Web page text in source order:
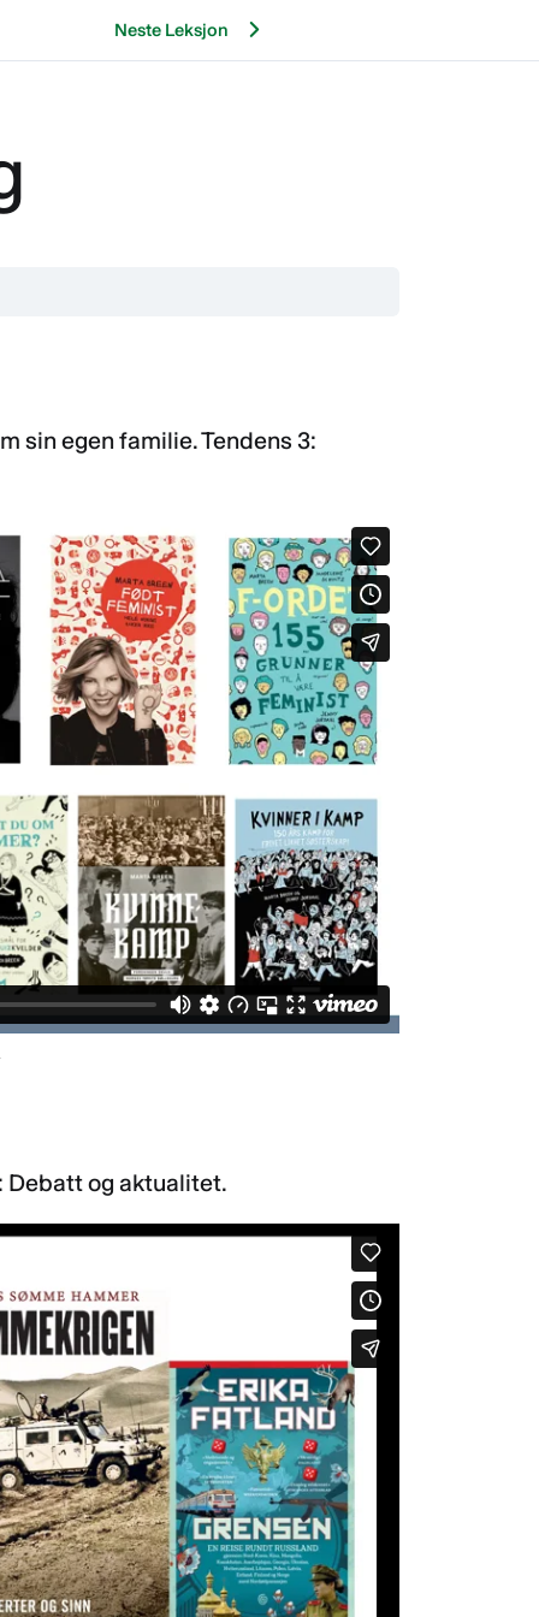
Neste Leksjon
sin egen familie. Tendens 3:
Debatt og aktualitet.